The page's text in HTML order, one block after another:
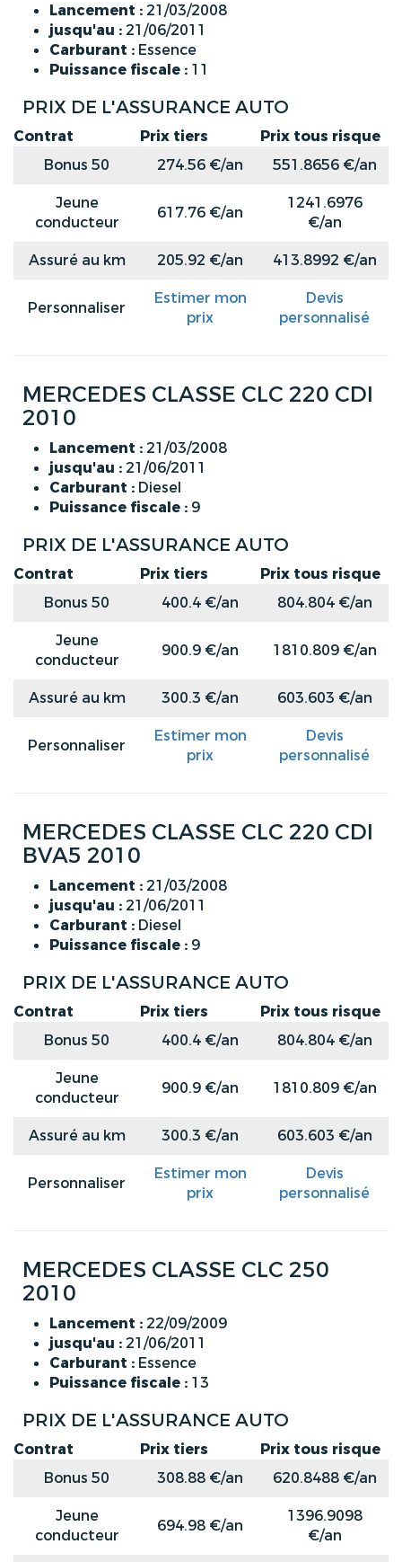
Lancement : 21/03/2008
jusqu'au : 21/06/2011
Carburant : Essence
Puissance fiscale : 11
PRIX DE L'ASSURANCE AUTO
Contrat Prix tiers
Prix tous risque
Bonus 50
274.56 €/an
551.8656 €/an
Jeune
conducteur
617.76 €/an
1241.6976
€/an
Assuré au km
205.92 €/an 413.8992 €/an
Personnaliser
Estimer mon
prix
Devis
personnalisé
MERCEDES CLASSE CLC 220 CDI
2010
Lancement : 21/03/2008
jusqu'au : 21/06/2011
Carburant : Diesel
Puissance fiscale : 9
PRIX DE L'ASSURANCE AUTO
Contrat Prix tiers
Prix tous risque
Bonus 50
400.4 €/an
804.804 €/an
Jeune
conducteur
900.9 €/an 1810.809 €/an
Assuré au km 300.3 €/an 603.603 €/an
Personnaliser
Estimer mon
prix
Devis
personnalisé
MERCEDES CLASSE CLC 220 CDI
BVA5 2010
Lancement : 21/03/2008
jusqu'au : 21/06/2011
Carburant : Diesel
Puissance fiscale : 9
PRIX DE L'ASSURANCE AUTO
Contrat Prix tiers
Prix tous risque
Bonus 50
400.4 €/an
804.804 €/an
Jeune
conducteur
900.9 €/an 1810.809 €/an
Assuré au km 300.3 €/an 603.603 €/an
Personnaliser
Estimer mon
prix
Devis
personnalisé
MERCEDES CLASSE CLC 250
2010
Lancement : 22/09/2009
jusqu'au : 21/06/2011
Carburant : Essence
Puissance fiscale : 13
PRIX DE L'ASSURANCE AUTO
Contrat Prix tiers
Prix tous risque
Bonus 50
308.88 €/an
620.8488 €/an
Jeune
conducteur
694.98 €/an
1396.9098
€/an